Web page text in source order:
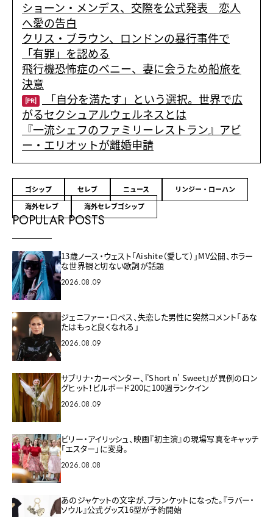
ショーン・メンデス、交際を公式発表 恋人
へ愛の告白
クリス・ブラウン、ロンドンの暴行事件で
「有罪」を認める
飛行機恐怖症のベニー、妻に会うため船旅を
決意
[PR]
「自分を満たす」という選択。世界で広
がるセクシュアルウェルネスとは
『一流シェフのファミリーレストラン』アビ
ー・エリオットが離婚申請
ゴシップ セレブ ニュース
リンジー・ローハン
海外セレブ
海外セレブゴシップ
POPULAR POSTS
13歳ノース・ウェスト「Aishite（愛して）」MV公開、ホラー
な世界観と切ない歌詞が話題
2026.08.09
ジェニファー・ロペス、失恋した男性に突然コメント「あな
たはもっと良くなれる」
2026.08.09
サブリナ・カーペンター、『Short n’ Sweet』が異例のロン
グヒット！ビルボード200に100週ランクイン
2026.08.09
ビリー・アイリッシュ、映画『初主演』の現場写真をキャッチ
「エスター」に変身。
2026.08.08
あのジャケットの文字が、ブランケットになった。『ラバー・
ソウル』公式グッズ16型が予約開始